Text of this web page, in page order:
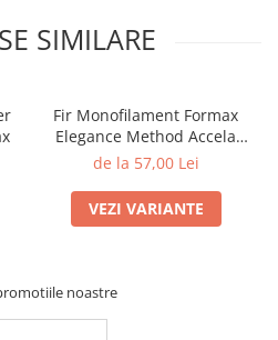
SIMILARE
Fir Monofilament Formax
Elegance Method Accela
Distance Feeder Fluo 1000m
de la 57,00 Lei
VEZI VARIANTE
noastre